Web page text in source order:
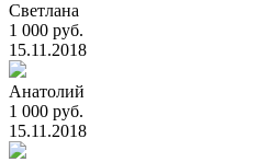
Светлана
1 000 руб.
15.11.2018
Анатолий
1 000 руб.
15.11.2018